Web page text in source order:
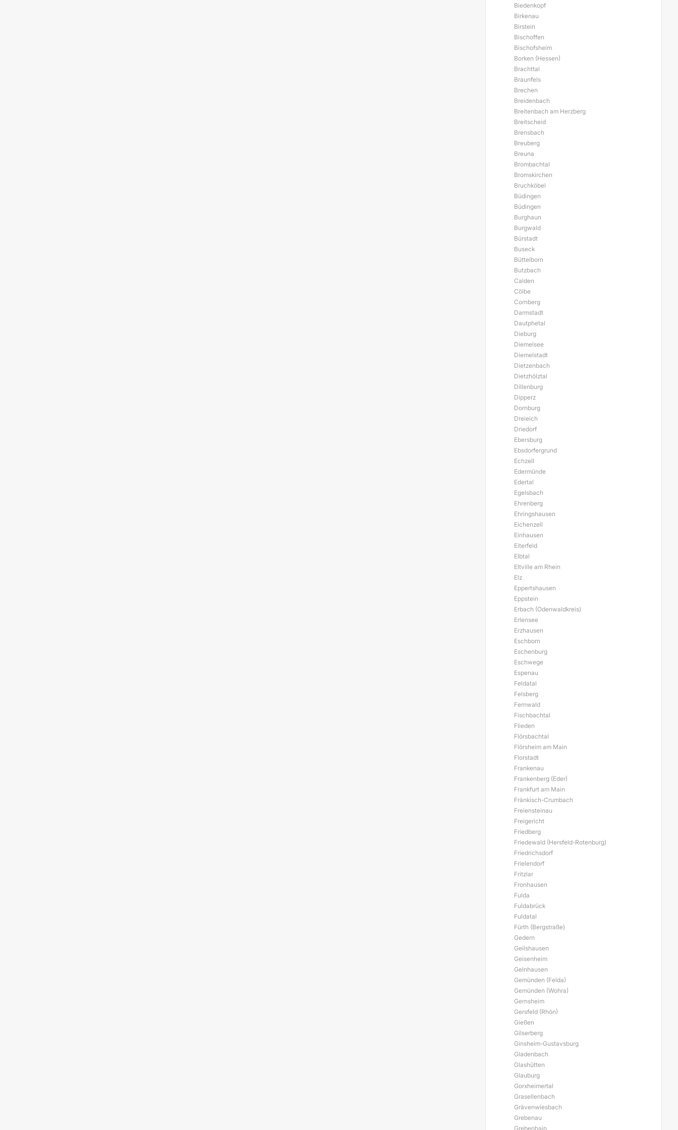
Biedenkopf
Birkenau
Birstein
Bischoffen
Bischofsheim
Borken (Hessen)
Brachttal
Braunfels
Brechen
Breidenbach
Breitenbach am Herzberg
Breitscheid
Brensbach
Breuberg
Breuna
Brombachtal
Bromskirchen
Bruchköbel
Büdingen
Büdingen
Burghaun
Burgwald
Bürstadt
Buseck
Büttelborn
Butzbach
Calden
Cölbe
Cornberg
Darmstadt
Dautphetal
Dieburg
Diemelsee
Diemelstadt
Dietzenbach
Dietzhölztal
Dillenburg
Dipperz
Dornburg
Dreieich
Driedorf
Ebersburg
Ebsdorfergrund
Echzell
Edermünde
Edertal
Egelsbach
Ehrenberg
Ehringshausen
Eichenzell
Einhausen
Eiterfeld
Elbtal
Eltville am Rhein
Elz
Eppertshausen
Eppstein
Erbach (Odenwaldkreis)
Erlensee
Erzhausen
Eschborn
Eschenburg
Eschwege
Espenau
Feldatal
Felsberg
Fernwald
Fischbachtal
Flieden
Flörsbachtal
Flörsheim am Main
Florstadt
Frankenau
Frankenberg (Eder)
Frankfurt am Main
Fränkisch-Crumbach
Freiensteinau
Freigericht
Friedberg
Friedewald (Hersfeld-Rotenburg)
Friedrichsdorf
Frielendorf
Fritzlar
Fronhausen
Fulda
Fuldabrück
Fuldatal
Fürth (Bergstraße)
Gedern
Geilshausen
Geisenheim
Gelnhausen
Gemünden (Felda)
Gemünden (Wohra)
Gernsheim
Gersfeld (Rhön)
Gießen
Gilserberg
Ginsheim-Gustavsburg
Gladenbach
Glashütten
Glauburg
Gorxheimertal
Grasellenbach
Grävenwiesbach
Grebenau
Grebenhain